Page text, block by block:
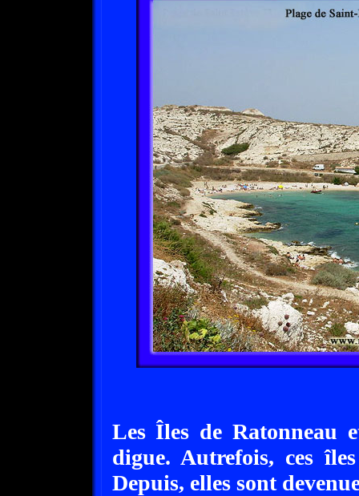
Les Îles de Ratonneau
digue. Autrefois, ces
Depuis, elles sont